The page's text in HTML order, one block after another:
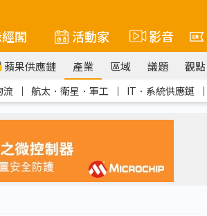
閣 活動家 影音
蘋果供應鏈 產業 區域 議題 觀點
流 ｜ 航太．衛星．軍工 ｜ IT．系統供應鏈 ｜